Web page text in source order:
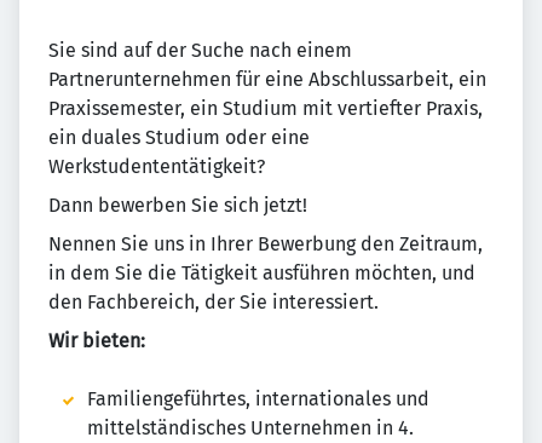
Sie sind auf der Suche nach einem
Partnerunternehmen für eine Abschlussarbeit, ein
Praxissemester, ein Studium mit vertiefter Praxis,
ein duales Studium oder eine
Werkstudententätigkeit?
Dann bewerben Sie sich jetzt!
Nennen Sie uns in Ihrer Bewerbung den Zeitraum,
in dem Sie die Tätigkeit ausführen möchten, und
den Fachbereich, der Sie interessiert.
Wir bieten:
Familiengeführtes, internationales und
mittelständisches Unternehmen in 4.